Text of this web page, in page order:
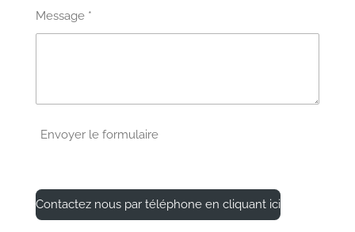
Message *
Envoyer le formulaire
Contactez nous par téléphone en cliquant ici